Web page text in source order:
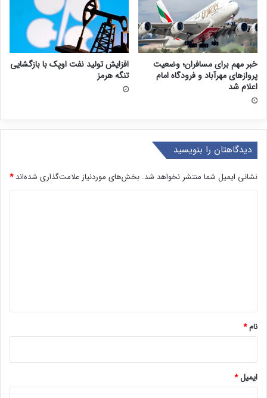
خبر مهم برای مسافران؛ وضعیت
پروازهای مهرآباد و فرودگاه امام
اعلام شد
افزایش تولید نفت اوپک با بازگشایی
تنگه هرمز
دیدگاهتان را بنویسید
نشانی ایمیل شما منتشر نخواهد شد. بخش‌های موردنیاز علامت‌گذاری شده‌اند*
نام*
ایمیل*